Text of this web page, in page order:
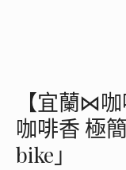
【宜蘭⋈
咖啡香 極
bike」